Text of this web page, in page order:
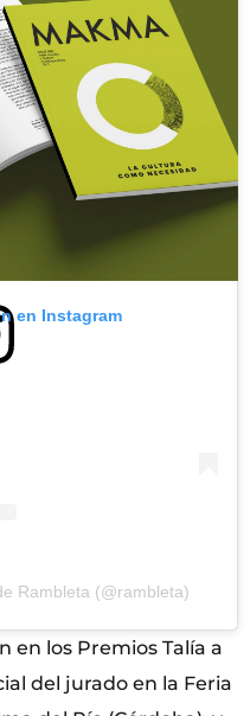
en Instagram
Rambleta (@rambleta)
los Premios Talía a
del jurado en la Feria